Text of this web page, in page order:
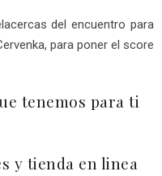
del encuentro para
para poner el score
tenemos para ti
y tienda en linea